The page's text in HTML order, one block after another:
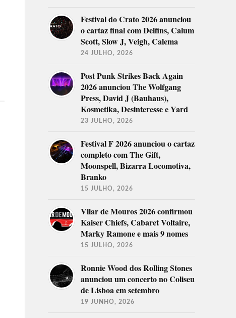
Festival do Crato 2026 anunciou
o cartaz final com Delfins, Calum
Scott, Slow J, Veigh, Calema
24 JULHO, 2026
Post Punk Strikes Back Again
2026 anunciou The Wolfgang
Press, David J (Bauhaus),
Kosmetika, Desinteresse e Yard
23 JULHO, 2026
Festival F 2026 anunciou o cartaz
completo com The Gift,
Moonspell, Bizarra Locomotiva,
Branko
15 JULHO, 2026
Vilar de Mouros 2026 confirmou
Kaiser Chiefs, Cabaret Voltaire,
Marky Ramone e mais 9 nomes
15 JULHO, 2026
Ronnie Wood dos Rolling Stones
anunciou um concerto no Coliseu
de Lisboa em setembro
19 JUNHO, 2026